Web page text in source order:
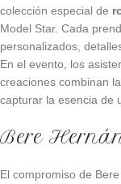
colección especial de
Model Star. Cada
personalizados,
En el evento, los
creaciones combinan
capturar la esencia de
Bere
El compromiso de